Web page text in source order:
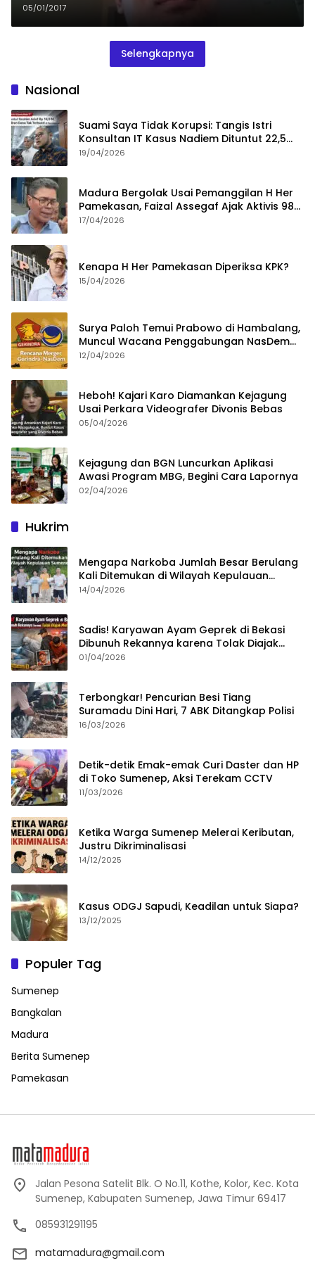
Eksekutif – Legislatif
05/01/2017
Selengkapnya
Nasional
Suami Saya Tidak Korupsi: Tangis Istri
Konsultan IT Kasus Nadiem Dituntut 22,5
Tahun
19/04/2026
Madura Bergolak Usai Pemanggilan H Her
Pamekasan, Faizal Assegaf Ajak Aktivis 98
Bongkar Permainan KPK
17/04/2026
Kenapa H Her Pamekasan Diperiksa KPK?
15/04/2026
Surya Paloh Temui Prabowo di Hambalang,
Muncul Wacana Penggabungan NasDem
dan Gerindra
12/04/2026
Heboh! Kajari Karo Diamankan Kejagung
Usai Perkara Videografer Divonis Bebas
05/04/2026
Kejagung dan BGN Luncurkan Aplikasi
Awasi Program MBG, Begini Cara Lapornya
02/04/2026
Hukrim
Mengapa Narkoba Jumlah Besar Berulang
Kali Ditemukan di Wilayah Kepulauan
Sumenep?
14/04/2026
Sadis! Karyawan Ayam Geprek di Bekasi
Dibunuh Rekannya karena Tolak Diajak
Merampok Majikan
01/04/2026
Terbongkar! Pencurian Besi Tiang
Suramadu Dini Hari, 7 ABK Ditangkap Polisi
16/03/2026
Detik-detik Emak-emak Curi Daster dan HP
di Toko Sumenep, Aksi Terekam CCTV
11/03/2026
Ketika Warga Sumenep Melerai Keributan,
Justru Dikriminalisasi
14/12/2025
Kasus ODGJ Sapudi, Keadilan untuk Siapa?
13/12/2025
Populer Tag
Sumenep
Bangkalan
Madura
Berita Sumenep
Pamekasan
Jalan Pesona Satelit Blk. O No.11, Kothe, Kolor, Kec. Kota
Sumenep, Kabupaten Sumenep, Jawa Timur 69417
085931291195
matamadura@gmail.com